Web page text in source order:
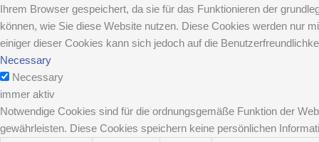
Ihrem Browser gespeichert, da sie für das Funktionieren der
können, wie Sie diese Website nutzen. Diese Cookies werden nur
einiger dieser Cookies kann sich jedoch auf die
Necessary
Necessary
immer aktiv
Notwendige Cookies sind für die ordnungsgemäße Funktion der
gewährleisten. Diese Cookies speichern keine persönlichen